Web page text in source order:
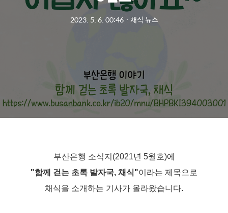
2023. 5. 6. 00:46ㆍ 채식 뉴스
부산은행 소식지(2021년 5월호)에
"함께 걷는 초록 발자국, 채식"이라는 제목으로
채식을 소개하는 기사가 올라왔습니다.